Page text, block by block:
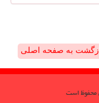
به صفحه اصلی